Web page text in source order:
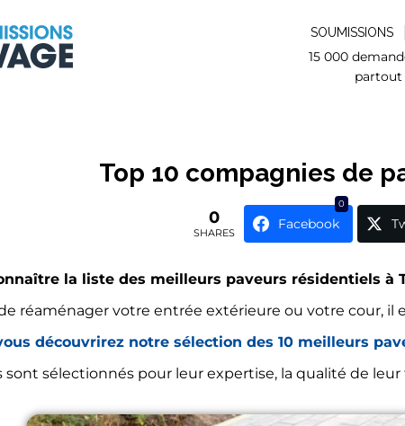
SOUMISSIONS
15 000
partout
Top 10 compagnies de
0
SHARES
0
Facebook
la liste des meilleurs paveurs résidentiels à
réaménager votre entrée extérieure ou votre cour,
découvrirez notre sélection des 10 meilleurs
sont sélectionnés pour leur expertise, la qualité de